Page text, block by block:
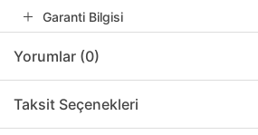
Garanti Bilgisi
Yorumlar (0)
Taksit Seçenekleri